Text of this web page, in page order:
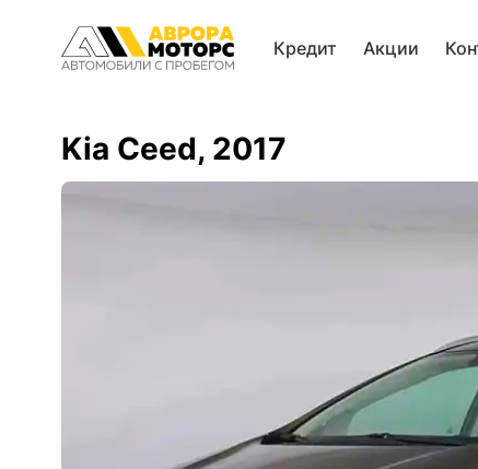
Кредит Акции
Kia Ceed, 2017